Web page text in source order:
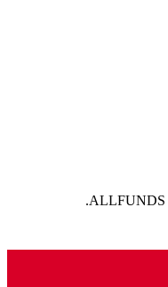
ALLFUNDS